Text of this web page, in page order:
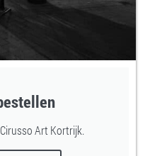
Art Kortrijk.